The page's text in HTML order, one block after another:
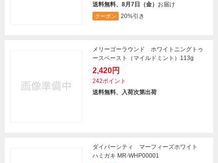
送料無料、8月7日（金） お届け
クーポン 20%引き
メリーゴーラウンド ホワイトニングトゥ
ースペースト（マイルドミント）113g
2,420円
242ポイント
送料無料、入荷次第出荷
ダイバーシティ マーフィーズホワイト
ハミガキ MR-WHP00001